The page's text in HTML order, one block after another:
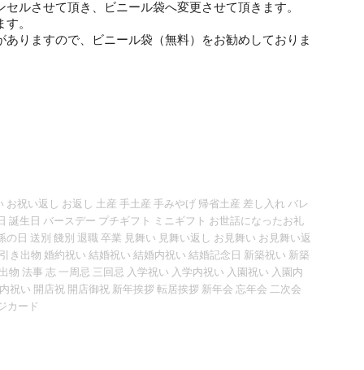
ルさせて頂き、ビニール袋へ変更させて頂きます。
。
りますので、ビニール袋（無料）をお勧めしておりま
祝い返し お返し 土産 手土産 手みやげ 帰省土産 差し入れ バレ
誕生日 バースデー プチギフト ミニギフト お世話になったお礼
日 送別 餞別 退職 卒業 見舞い 見舞い返し お見舞い お見舞い返
出物 婚約祝い 結婚祝い 結婚内祝い 結婚記念日 新築祝い 新築
法事 志 一周忌 三回忌 入学祝い 入学内祝い 入園祝い 入園内
い 開店祝 開店御祝 新年挨拶 転居挨拶 新年会 忘年会 二次会
カード